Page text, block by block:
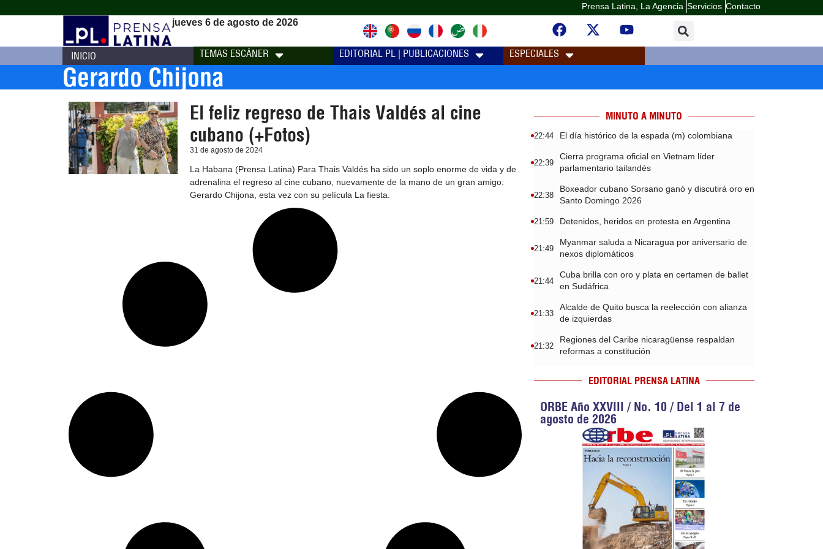
Prensa Latina, La Agencia Servicios Contacto
jueves 6 de agosto de 2026
INICIO TEMAS ESCÁNER EDITORIAL PL | PUBLICACIONES ESPECIALES
Gerardo Chijona
El feliz regreso de Thais Valdés al cine
cubano (+Fotos)
31 de agosto de 2024
La Habana (Prensa Latina) Para Thais Valdés ha sido un soplo enorme de vida y de
adrenalina el regreso al cine cubano, nuevamente de la mano de un gran amigo:
Gerardo Chijona, esta vez con su película La fiesta.
MINUTO A MINUTO
22:44 El día histórico de la espada (m) colombiana
22:39
Cierra programa oficial en Vietnam líder
parlamentario tailandés
22:38
Boxeador cubano Sorsano ganó y discutirá oro en
Santo Domingo 2026
21:59 Detenidos, heridos en protesta en Argentina
21:49
Myanmar saluda a Nicaragua por aniversario de
nexos diplomáticos
21:44
Cuba brilla con oro y plata en certamen de ballet
en Sudáfrica
21:33
Alcalde de Quito busca la reelección con alianza
de izquierdas
21:32
Regiones del Caribe nicaragüense respaldan
reformas a constitución
EDITORIAL PRENSA LATINA
ORBE Año XXVIII / No. 10 / Del 1 al 7 de
agosto de 2026